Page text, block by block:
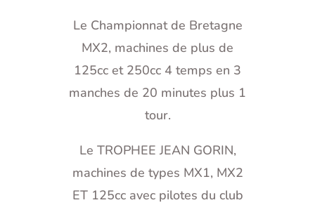
Le Championnat de Bretagne
MX2, machines de plus de
125cc et 250cc 4 temps en 3
manches de 20 minutes plus 1
tour.
Le TROPHEE JEAN GORIN,
machines de types MX1, MX2
ET 125cc avec pilotes du club